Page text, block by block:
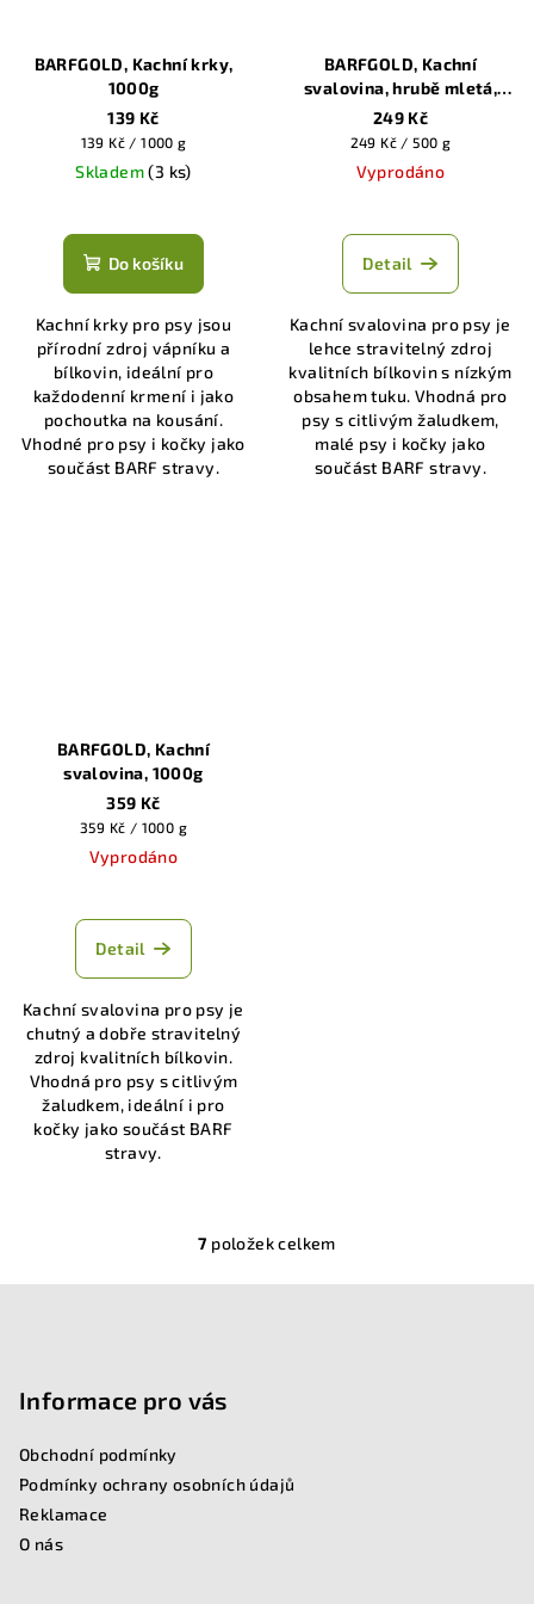
BARFGOLD, Kachní krky,
1000g
139 Kč
Měrná
cena:
139 Kč / 1000 g
Skladem(3 ks)
Do košíku
Kachní krky pro psy jsou
přírodní zdroj vápníku a
bílkovin, ideální pro
každodenní krmení i jako
pochoutka na kousání.
Vhodné pro psy i kočky jako
součást BARF stravy.
BARFGOLD, Kachní
svalovina, hrubě mletá,
500g
249 Kč
Měrná
cena:
249 Kč / 500 g
Vyprodáno
Detail
Kachní svalovina pro psy je
lehce stravitelný zdroj
kvalitních bílkovin s nízkým
obsahem tuku. Vhodná pro
psy s citlivým žaludkem,
malé psy i kočky jako
součást BARF stravy.
BARFGOLD, Kachní
svalovina, 1000g
359 Kč
Měrná
cena:
359 Kč / 1000 g
Vyprodáno
Detail
Kachní svalovina pro psy je
chutný a dobře stravitelný
zdroj kvalitních bílkovin.
Vhodná pro psy s citlivým
žaludkem, ideální i pro
kočky jako součást BARF
stravy.
O
v
p
7 položek celkem
Informace pro vás
Obchodní podmínky
Podmínky ochrany osobních údajů
Reklamace
O nás